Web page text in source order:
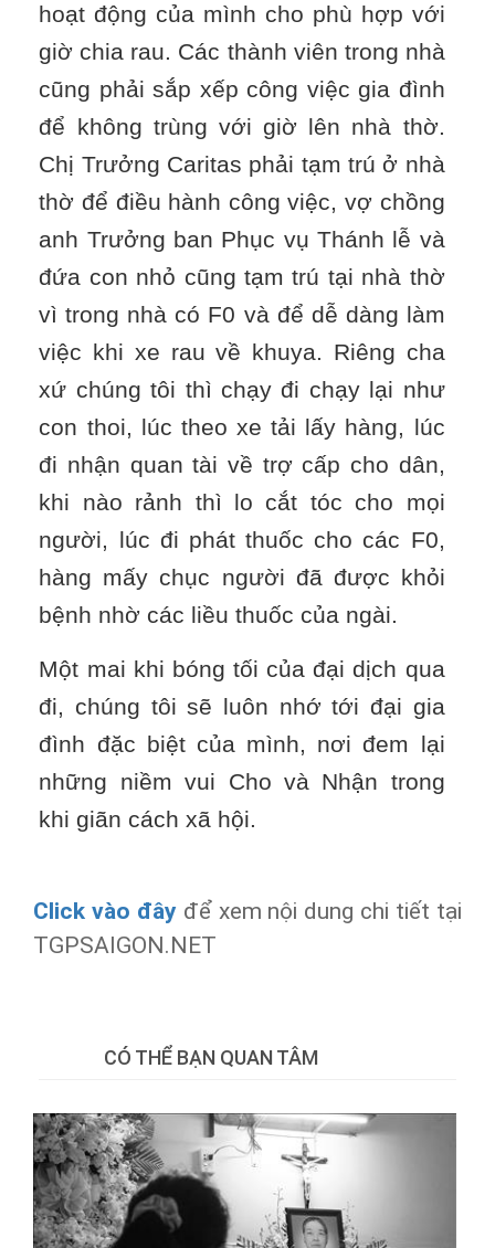
hoạt động của mình cho phù hợp với
giờ chia rau. Các thành viên trong nhà
cũng phải sắp xếp công việc gia đình
để không trùng với giờ lên nhà thờ.
Chị Trưởng Caritas phải tạm trú ở nhà
thờ để điều hành công việc, vợ chồng
anh Trưởng ban Phục vụ Thánh lễ và
đứa con nhỏ cũng tạm trú tại nhà thờ
vì trong nhà có F0 và để dễ dàng làm
việc khi xe rau về khuya. Riêng cha
xứ chúng tôi thì chạy đi chạy lại như
con thoi, lúc theo xe tải lấy hàng, lúc
đi nhận quan tài về trợ cấp cho dân,
khi nào rảnh thì lo cắt tóc cho mọi
người, lúc đi phát thuốc cho các F0,
hàng mấy chục người đã được khỏi
bệnh nhờ các liều thuốc của ngài.
Một mai khi bóng tối của đại dịch qua
đi, chúng tôi sẽ luôn nhớ tới đại gia
đình đặc biệt của mình, nơi đem lại
những niềm vui Cho và Nhận trong
khi giãn cách xã hội.
Click vào đây để xem nội dung chi tiết tại
TGPSAIGON.NET
CÓ THỂ BẠN QUAN TÂM